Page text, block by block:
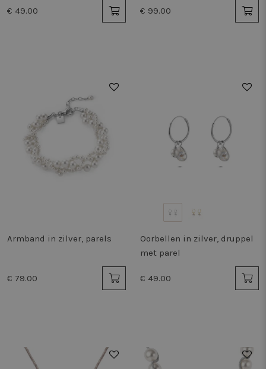
€ 49.00 € 99.00
Armband in zilver, parels
€ 79.00
Oorbellen in zilver, druppel
met parel
€ 49.00